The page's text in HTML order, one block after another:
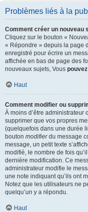
Problèmes liés à la
Comment créer un nouveau
Cliquez sur le bouton «
« Répondre » depuis la page
enregistré pour écrire un
affichée en bas de page des
nouveaux sujets, Vous pouvez
Haut
Comment modifier ou
À moins d’être administrateur
supprimer que vos propres
(quelquefois dans une durée
bouton modifierdu message
message, un petit texte
modifié, le nombre de fois
dernière modification. Ce
administrateur modifie le
une note indiquant qu’ils ont
Notez que les utilisateurs ne
quelqu’un y a répondu.
Haut